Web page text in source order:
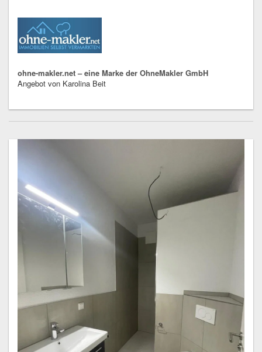
ohne-makler.net – eine Marke der OhneMakler GmbH
Angebot von Karolina Beit